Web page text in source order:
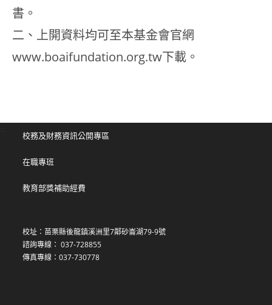
書。
二、上開資料均可至本基金會官網
www.boaifundation.org.tw下載。
校務及財務資訊公開專區
在職專班
教育部獎補助經費
校址：苗栗縣後龍鎮溪洲里7鄰砂崙湖79-9號
諮詢專線： 037-728855
傳真專線：037-730778